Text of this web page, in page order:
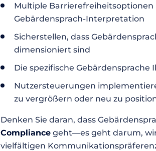
Multiple
Gebärdensprach-Interpretation
Sicherstellen, dass
dimensioniert sind
Die spezifische Gebärdensprache
Nutzersteuerungen
zu vergrößern oder neu zu
Denken Sie daran, dass
Compliance geht—es geht darum,
vielfältigen